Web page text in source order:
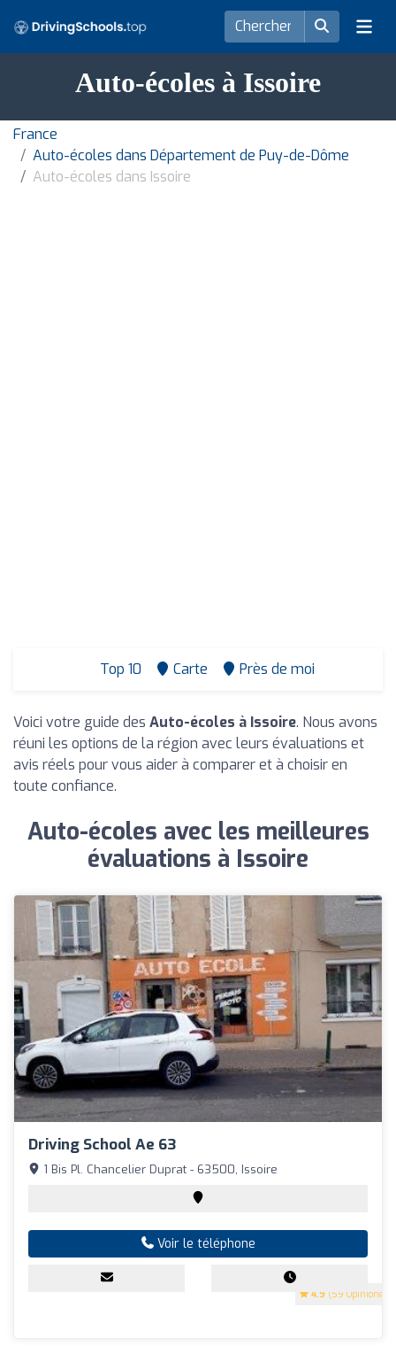
Auto-écoles à Issoire
France
Auto-écoles dans Département de Puy-de-Dôme
Auto-écoles dans Issoire
Top 10 Carte Près de moi
Voici votre guide des Auto-écoles à Issoire. Nous avons
réuni les options de la région avec leurs évaluations et
avis réels pour vous aider à comparer et à choisir en
toute confiance.
Auto-écoles avec les meilleures
évaluations à Issoire
Driving School Ae 63
4.9 (59 Opinions)
1 Bis Pl. Chancelier Duprat - 63500, Issoire
Voir le téléphone